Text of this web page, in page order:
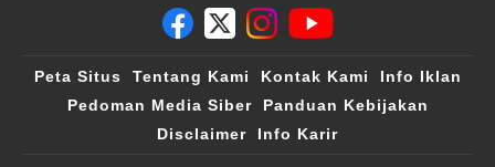
Peta Situs Tentang Kami Kontak Kami
Info Iklan
Pedoman Media Siber
Panduan Kebijakan
Disclaimer
Info Karir